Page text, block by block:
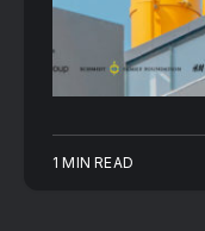
1 MIN READ